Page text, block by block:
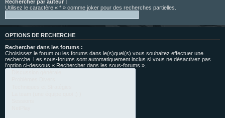
Rechercher par auteur :
Utilisez le caractère « * » comme joker pour des recherches partielles.
OPTIONS DE RECHERCHE
Rechercher dans les forums :
Choisissez le forum ou les forums dans le(s)quel(s) vous souhaitez effectuer une
recherche. Les sous-forums sont automatiquement inclus si vous ne désactivez pas
l’option ci-dessous « Rechercher dans les sous-forums ».